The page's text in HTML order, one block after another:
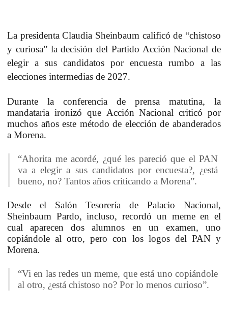
La presidenta Claudia Sheinbaum calificó de “chistoso
y curiosa”la decisión del Partido Acción Nacional de
elegir a sus candidatos por encuesta rumbo a las
elecciones intermedias de 2027.
Durante la conferencia de prensa matutina, la
mandataria ironizó que Acción Nacional criticó por
muchos años este método de elección de abanderados
a Morena.
“Ahorita me acordé, ¿qué les pareció que el PAN
va a elegir a sus candidatos por encuesta?, ¿está
bueno, no? Tantos años criticando a Morena”.
Desde el Salón Tesorería de Palacio Nacional,
Sheinbaum Pardo, incluso,recordó un memeen el
cual aparecen dos alumnos en un examen, uno
copiándole al otro, pero con los logos del PAN y
Morena.
“Vi en las redes un meme, que está uno copiándole
al otro, ¿está chistoso no? Por lo menos curioso”.